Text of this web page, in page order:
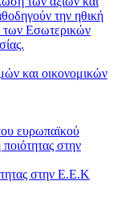
την ηθική
των Εσωτερικών
και οικονομικών
ευρωπαϊκού
στην
στην Ε.Ε.Κ